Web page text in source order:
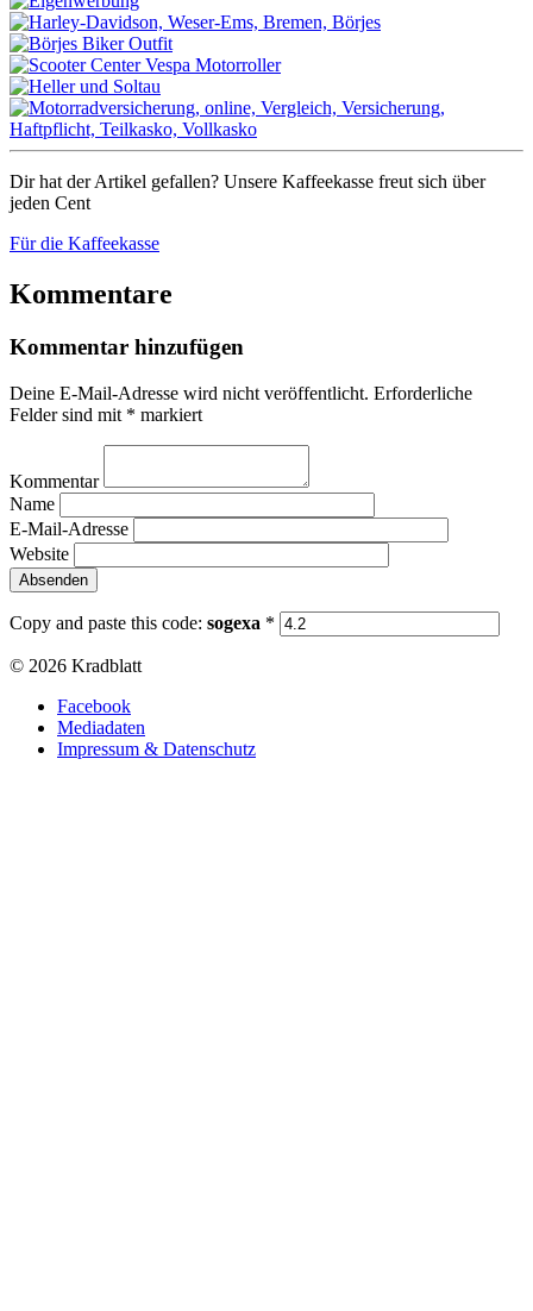
Dir hat der Artikel gefallen? Unsere Kaffeekasse freut sich über
jeden Cent
Für die Kaffeekasse
Kommentare
Kommentar hinzufügen
Deine E-Mail-Adresse wird nicht veröffentlicht. Erforderliche
Felder sind mit * markiert
Kommentar
Name
E-Mail-Adresse
Website
Copy and paste this code: sogexa *
© 2026 Kradblatt
Facebook
Mediadaten
Impressum & Datenschutz